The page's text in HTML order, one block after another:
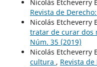
Nicolás Etcheverry
Revista de
Nicolás Etcheverry
tratar de curar dos
Núm. 35 (2019)
Nicolás Etcheverry
cultura , Revista